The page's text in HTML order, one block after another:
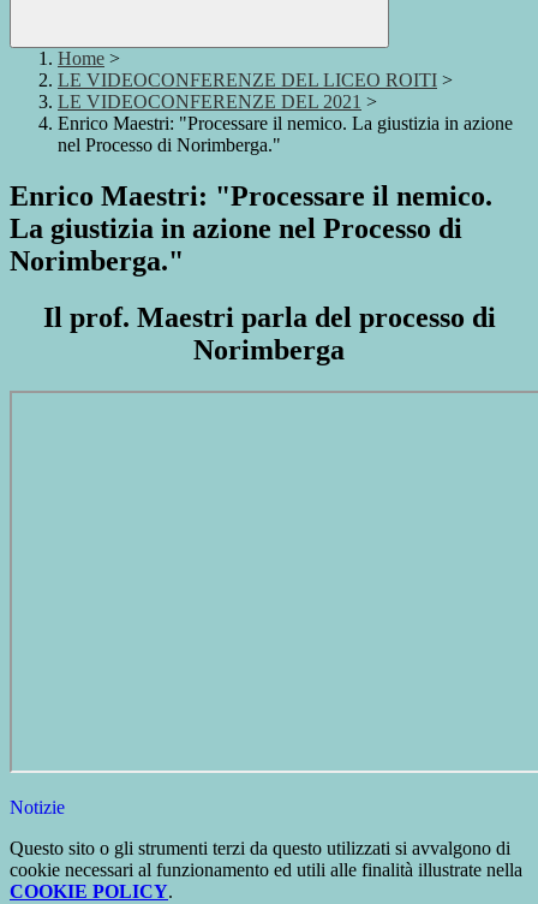
Home >
LE VIDEOCONFERENZE DEL LICEO ROITI >
LE VIDEOCONFERENZE DEL 2021 >
Enrico Maestri: "Processare il nemico. La giustizia in azione
nel Processo di Norimberga."
Enrico Maestri: "Processare il nemico.
La giustizia in azione nel Processo di
Norimberga."
Il prof. Maestri parla del processo di
Norimberga
Notizie
Questo sito o gli strumenti terzi da questo utilizzati si avvalgono di
cookie necessari al funzionamento ed utili alle finalità illustrate nella
COOKIE POLICY.